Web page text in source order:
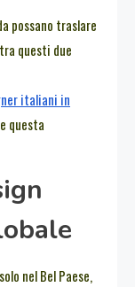
possano traslare
questi due
italiani in
questa
nel Bel Paese,